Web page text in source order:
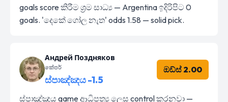
goals score කිරීම ශ්‍රම සාධ්‍ය — Argentina ඉදිරිපිට 0
goals. 'දෙකේ ගෝල නැත' odds 1.58 — solid pick.
Андрей Поздняков
කේපර්
ස්පාඤ්ඤය -1.5
ඔඩ්ස් 2.00
ස්පාඤ්ඤය game ආධිපත්‍ය ලෙස control කරනවා —